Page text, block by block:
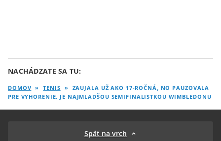
NACHÁDZATE SA TU:
DOMOV » TENIS » ZAUJALA UŽ AKO 17-ROČNÁ, NO PAUZOVALA
PRE VYHORENIE. JE NAJMLADŠOU SEMIFINALISTKOU WIMBLEDONU
Späť na vrch